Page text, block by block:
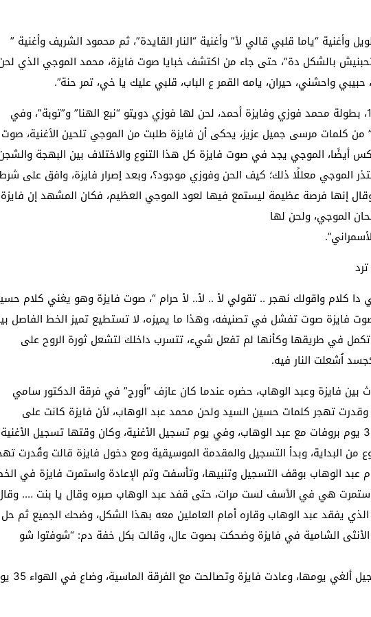
وأغنية “ياما قلبي قالي لأ” وأغنية “النار القايدة”، ثم محمود الشريف وأغنية ”
بالشكل دة”، حتى جاء من اكتشف خبايا صوت فايزة، محمد الموجي الذي
واحشني، حيران، يامه القمر ع الباب، قلبي عليك يا خي، تمر حنة”.
في فيلم “ليلى بنت الشاطئ” 1959، بطولة محمد فوزي وفايزة أحمد، لحن لها فوزي دويتو “نبع الهنا” و”توبة”، وفي
من كلمات مرسى جميل عزيز، يحكى أن فايزة طلبت من الموجي تلحين الأغنية، صوت
أيضًا، الموجي يجد في صوت فايزة كل هذا التنوع والاختلاف بين البهجة
الموجي معللًا ذلك؛ كيف الحن وفوزي موجود؟، وبعد إصرار فايزة، وافق على
إنها فرصة عظيمة ليستمع فيها لعود الموجي العظيم، فكان المشهد إن فايزة
الموجي، ولحن لها
دا كلام واقولك نهجر .. تقولي لأ .. لأ.. لأ حرام “، صوت فايزة وهو يغني كلام
فايزة صوت تفشل في تصنيفه، وهذا ما يميزه، لا تستطيع تميز الخط الفاصل
وتكمل في طريقها وكأنها لم تفعل شيء، تتسرب داخلك لتشعل ثورة الروح على
اُشعلت النار فيه.
فايزة وعبد الوهاب، حضره عندما كان عازف “أورج” في فرقة الدكتور سامي
وقدرت تهجر كلمات حسين السيد ولحن محمد عبد الوهاب، لأن فايزة كانت على
خلافات مع الفرقة الماسية، وبعد 35 يوم بروفات مع عبد الوهاب، وفي يوم تسجيل الأغنية، وكان وقتها تسجيل الأغنية
من البداية، وبدأ التسجيل والمقدمة الموسيقية ومع دخول فايزة قالت وقُدرت
عبد الوهاب بوقف التسجيل وتنبيها، وتأسفت وتم الإعادة واستمرت فايزة في
هي في الأسف لست مرات، حتى قفد عبد الوهاب صبره وقال يا بنت ….
الذي يفقد عبد الوهاب وقاره أمام العاملين معه بهذا الشكل، وضحك الجميع ثم حل
الشامية في فايزة وضحكت بصوت عال، وقالت بكل خفة دم: “شوفتوا شو
أخته”، ويكمل عمار الحكاية إن التسجيل